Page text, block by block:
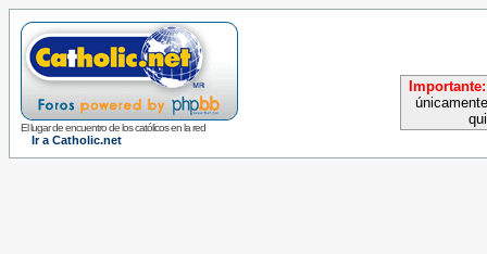
El lugar de encuentro de los católicos en la red
Ir a Catholic.net
Importante: